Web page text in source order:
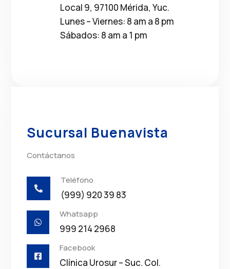
Local 9, 97100 Mérida, Yuc.
Lunes – Viernes: 8 am a 8 pm
Sábados: 8 am a 1 pm
Sucursal Buenavista
Contáctanos

Teléfono
(999) 920 39 83

Whatsapp
999 214 2968

Facebook
Clínica Urosur – Suc. Col.